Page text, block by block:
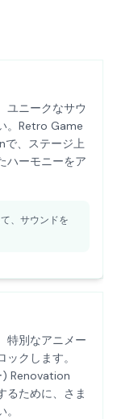
ユニークなサウ
。Retro Game
、ステージ上
ハーモニーをア
、サウンドを
特別なアニメー
クします。
Renovation
るために、さま